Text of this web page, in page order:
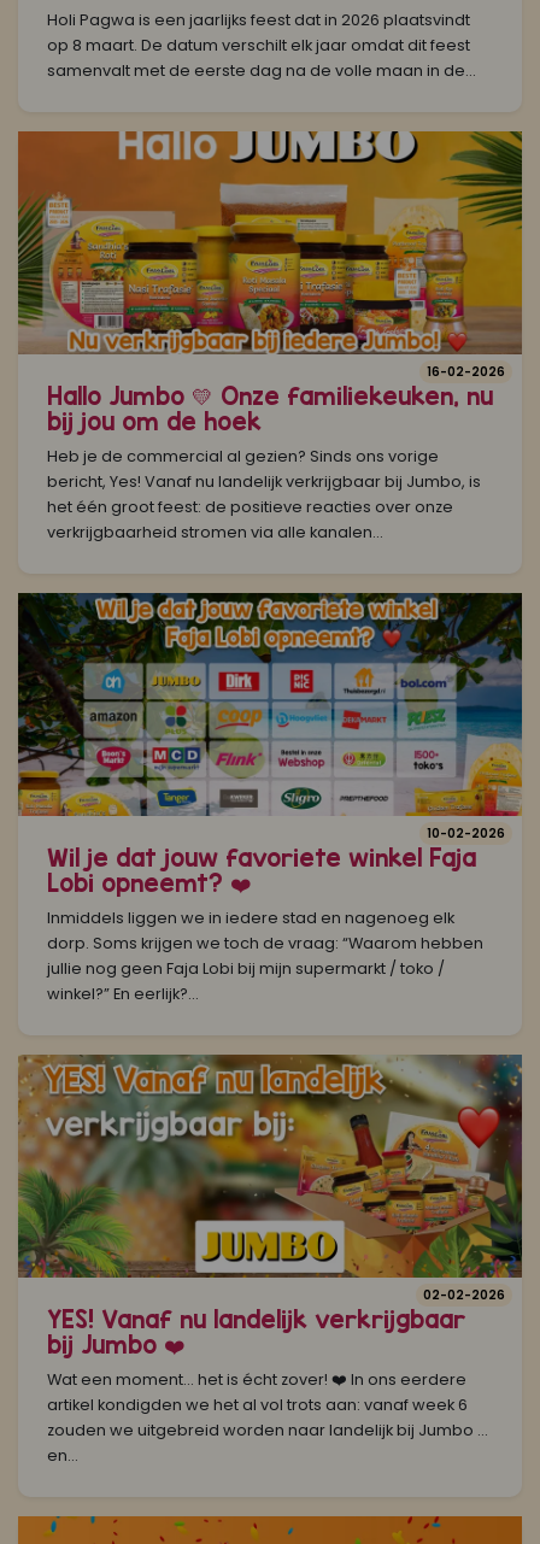
Holi Pagwa is een jaarlijks feest dat in 2026 plaatsvindt
op 8 maart. De datum verschilt elk jaar omdat dit feest
samenvalt met de eerste dag na de volle maan in de...
Hallo Jumbo 💛 Onze familiekeuken, nu
bij jou om de hoek
Heb je de commercial al gezien? Sinds ons vorige
bericht, Yes! Vanaf nu landelijk verkrijgbaar bij Jumbo, is
het één groot feest: de positieve reacties over onze
verkrijgbaarheid stromen via alle kanalen...
16-02-2026
Wil je dat jouw favoriete winkel Faja
Lobi opneemt? ❤️
Inmiddels liggen we in iedere stad en nagenoeg elk
dorp. Soms krijgen we toch de vraag: “Waarom hebben
jullie nog geen Faja Lobi bij mijn supermarkt / toko /
winkel?” En eerlijk?...
10-02-2026
YES! Vanaf nu landelijk verkrijgbaar
bij Jumbo ❤️
Wat een moment… het is écht zover! ❤️ In ons eerdere
artikel kondigden we het al vol trots aan: vanaf week 6
zouden we uitgebreid worden naar landelijk bij Jumbo …
en...
02-02-2026